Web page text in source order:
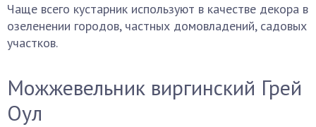
Чаще всего кустарник используют в качестве декора в
озеленении городов, частных домовладений, садовых
участков.
Можжевельник виргинский Грей
Оул